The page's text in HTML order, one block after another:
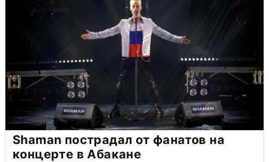
Shaman пострадал от фанатов на
концерте в Абакане